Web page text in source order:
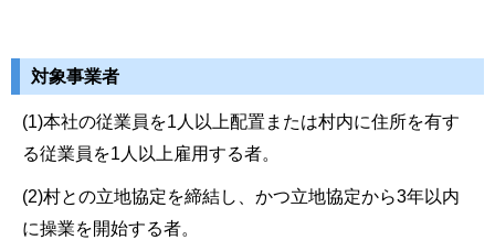
対象事業者
(1)本社の従業員を1人以上配置または村内に住所を有す
る従業員を1人以上雇用する者。
(2)村との立地協定を締結し、かつ立地協定から3年以内
に操業を開始する者。